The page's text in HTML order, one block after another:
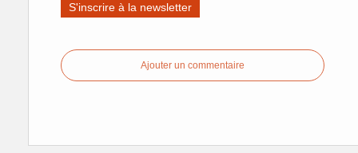
S'inscrire à la newsletter
Ajouter un commentaire